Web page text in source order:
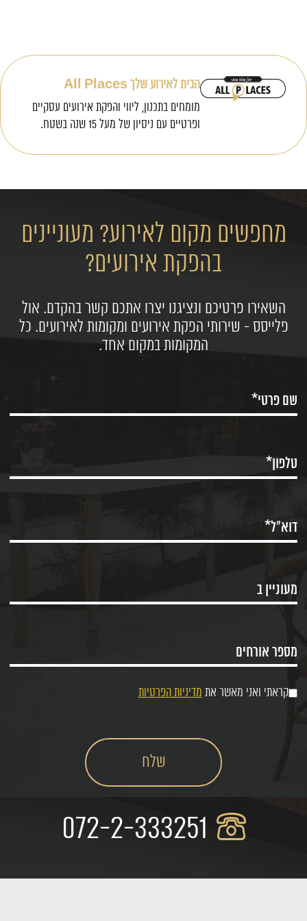
הבית לאירוע שלך All Places
מומחים בתכנון, ליווי והפקת אירועים עסקיים
ופרטיים עם ניסיון של מעל 15 שנה בשטח.
מחפשים מקום לאירוע? מעוניינים
בהפקת אירועים?
השאירו פרטיכם ונציגנו יצרו אתכם קשר בהקדם. אול
פלייסס - שירותי הפקת אירועים ומקומות לאירועים. כל
המקומות במקום אחד.
קראתי ואני מאשר את מדיניות הפרטיות